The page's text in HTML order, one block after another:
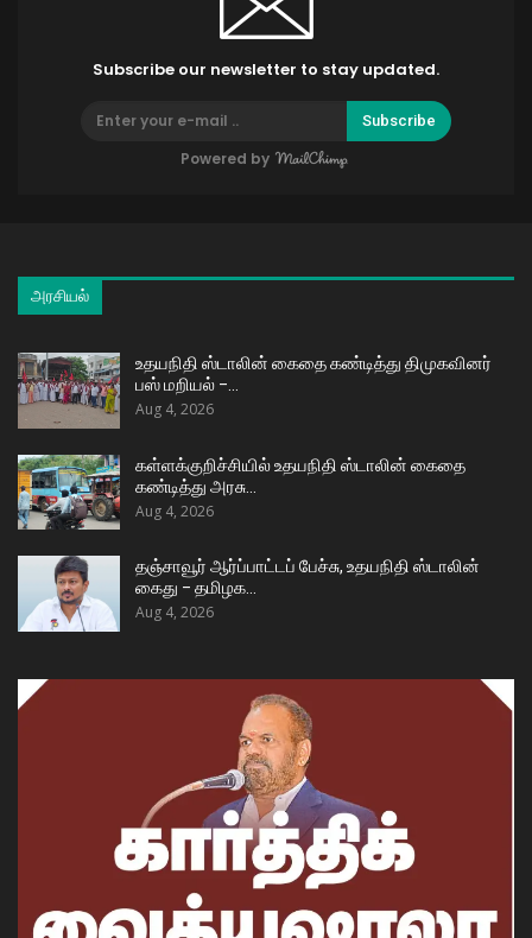
Subscribe our newsletter to stay updated.
Subscribe
Powered by
அரசியல்
உதயநிதி ஸ்டாலின் கைதை கண்டித்து திமுகவினர்
பஸ் மறியல் –…
Aug 4, 2026
கள்ளக்குறிச்சியில் உதயநிதி ஸ்டாலின் கைதை
கண்டித்து அரசு…
Aug 4, 2026
தஞ்சாவூர் ஆர்ப்பாட்டப் பேச்சு, உதயநிதி ஸ்டாலின்
கைது – தமிழக…
Aug 4, 2026